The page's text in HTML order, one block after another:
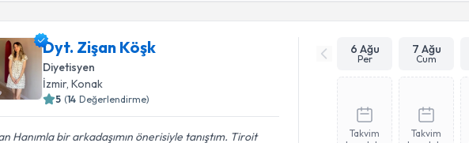
Dyt. Zişan Köşk
Diyetisyen
İzmir, Konak
5 (14 Değerlendirme)
Hanımla bir arkadaşımın önerisiyle tanıştım. Tiroit
6 Ağu
Per
7 Ağu
Cum
Takvim
Takvim